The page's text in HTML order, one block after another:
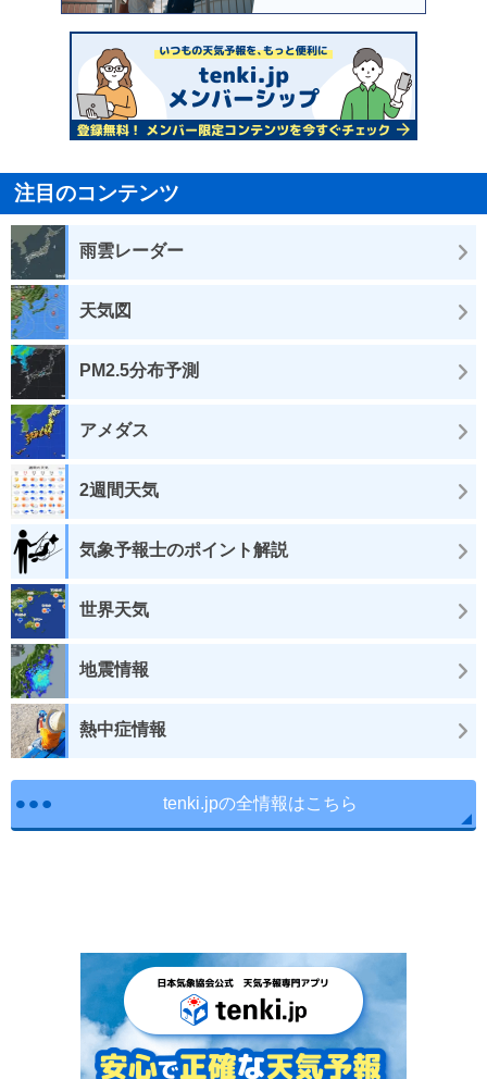
注目のコンテンツ
雨雲レーダー
天気図
PM2.5分布予測
アメダス
2週間天気
気象予報士のポイント解説
世界天気
地震情報
熱中症情報
tenki.jpの全情報はこちら